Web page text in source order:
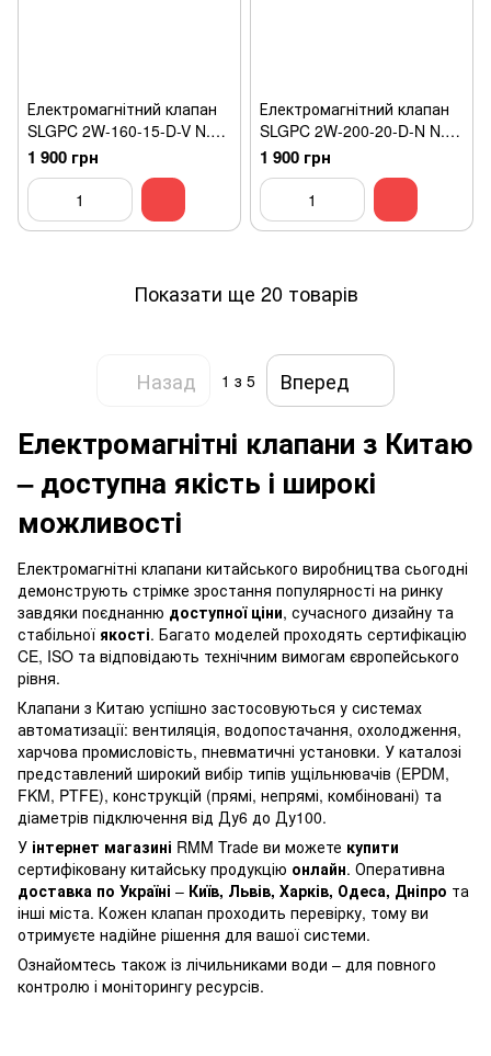
Електромагнітний клапан
SLGPC 2W-160-15-D-V N.A
T/max-150°C
1 900 грн
Електромагнітний клапан
SLGPC 2W-200-20-D-N N.A
T/max-80°C
1 900 грн
Показати ще 20 товарів
Назад 1 з 5 Вперед
Електромагнітні клапани з Китаю
– доступна якість і широкі
можливості
Електромагнітні клапани китайського виробництва сьогодні
демонструють стрімке зростання популярності на ринку
завдяки поєднанню доступної ціни, сучасного дизайну та
стабільної якості. Багато моделей проходять сертифікацію
CE, ISO та відповідають технічним вимогам європейського
рівня.
Клапани з Китаю успішно застосовуються у системах
автоматизації: вентиляція, водопостачання, охолодження,
харчова промисловість, пневматичні установки. У каталозі
представлений широкий вибір типів ущільнювачів (EPDM,
FKM, PTFE), конструкцій (прямі, непрямі, комбіновані) та
діаметрів підключення від Ду6 до Ду100.
У інтернет магазині RMM Trade ви можете купити
сертифіковану китайську продукцію онлайн. Оперативна
доставка по Україні – Київ, Львів, Харків, Одеса, Дніпро та
інші міста. Кожен клапан проходить перевірку, тому ви
отримуєте надійне рішення для вашої системи.
Ознайомтесь також із лічильниками води – для повного
контролю і моніторингу ресурсів.